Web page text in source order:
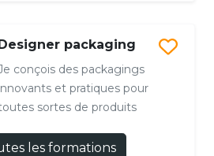
packaging
conçois des packagings
et pratiques pour
sortes de produits
les formations